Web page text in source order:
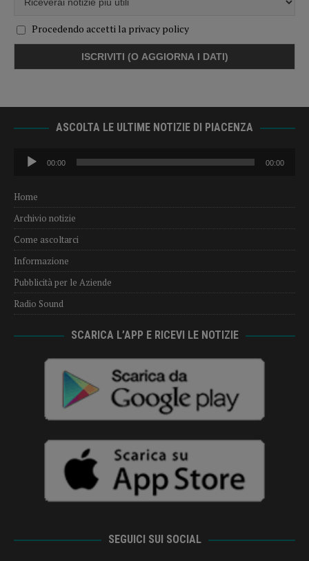
Procedendo accetti la privacy policy
ASCOLTA LE ULTIME NOTIZIE DI PIACENZA
Audio
Player
00:00 00:00
Home
Archivio notizie
Come ascoltarci
Informazione
Pubblicità per le Aziende
Radio Sound
SCARICA L’APP E RICEVI LE NOTIZIE
SEGUICI SUI SOCIAL